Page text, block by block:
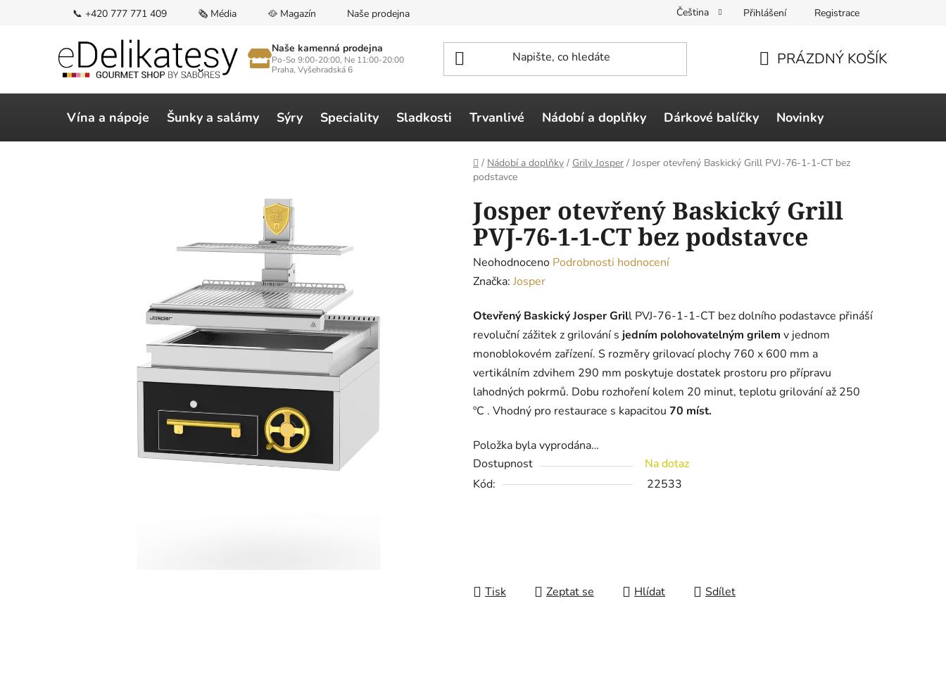
📞 +420 777 771 409 🗞️ Média 🥘 Magazín Naše prodejna Čeština Přihlášení Registrace
Naše kamenná prodejna
Po-So 9:00-20:00, Ne 11:00-20:00
Praha, Vyšehradská 6
KOŠÍK
PRÁZDNÝ KOŠÍK
Vína a nápoje Šunky a salámy Sýry Speciality Sladkosti Trvanlivé Nádobí a doplňky Dárkové balíčky Novinky
Domů
/ Nádobí a doplňky / Grily Josper / Josper otevřený Baskický Grill PVJ-76-1-1-CT bez
podstavce
Josper otevřený Baskický Grill
PVJ-76-1-1-CT bez podstavce
Průměrné
hodnocení
je
0,0
z
5
hvězdiček.
Neohodnoceno Podrobnosti hodnocení
Značka: Josper
Otevřený Baskický Josper Grill PVJ-76-1-1-CT bez dolního podastavce přináší
revoluční zážitek z grilování s jedním polohovatelným grilem v jednom
monoblokovém zařízení. S rozměry grilovací plochy 760 x 600 mm a
vertikálním zdvihem 290 mm poskytuje dostatek prostoru pro přípravu
lahodných pokrmů. Dobu rozhoření kolem 20 minut, teplotu grilování až 250
ºC . Vhodný pro restaurace s kapacitou 70 míst.
Položka byla vyprodána…
Dostupnost
Na dotaz
Kód:
22533
Tisk Zeptat se Hlídat Sdílet